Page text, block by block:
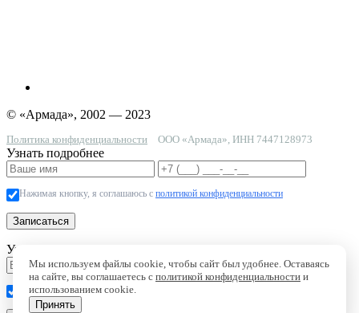
© «Армада», 2002 — 2023
Политика конфиденциальности ООО «Армада», ИНН 7447128973
Узнать подробнее
Нажимая кнопку, я соглашаюсь с политикой конфиденциальности
Записаться
Узнать стоимость за несколько минут
Нажимая кнопку, я соглашаюсь с
Мы используем файлы cookie, чтобы сайт был удобнее. Оставаясь
на сайте, вы соглашаетесь с политикой конфиденциальности и
использованием cookie.
Принять